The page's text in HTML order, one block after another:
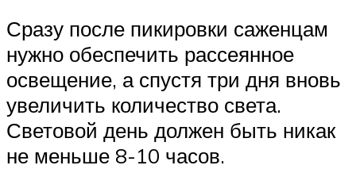
Сразу после пикировки саженцам
нужно обеспечить рассеянное
освещение, а спустя три дня вновь
увеличить количество света.
Световой день должен быть никак
не меньше 8-10 часов.